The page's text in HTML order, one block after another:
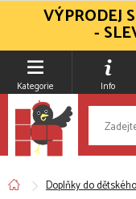
Kategorie Info
Doplňky do
VÝPRODEJ
-